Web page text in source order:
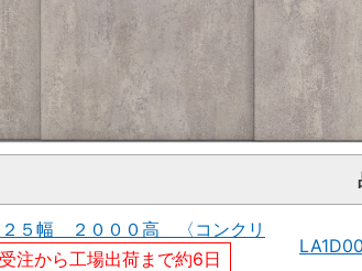
５幅 ２０００高 〈コンクリ
受注から工場出荷まで約6日